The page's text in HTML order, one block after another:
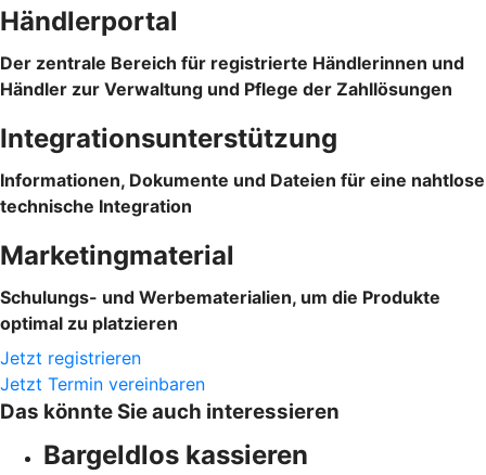
Händlerportal
Der zentrale Bereich für registrierte Händlerinnen und
Händler zur Verwaltung und Pflege der Zahllösungen
Integrationsunterstützung
Informationen, Dokumente und Dateien für eine nahtlose
technische Integration
Marketingmaterial
Schulungs- und Werbematerialien, um die Produkte
optimal zu platzieren
Jetzt registrieren
Jetzt Termin vereinbaren
Das könnte Sie auch interessieren
Bargeldlos kassieren